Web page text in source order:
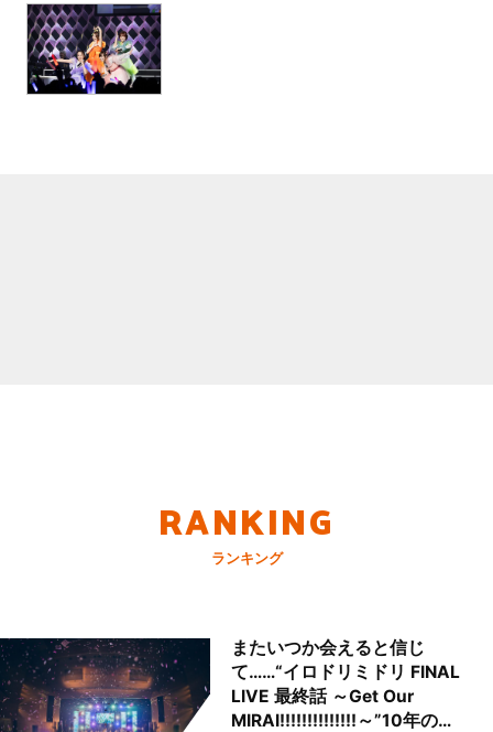
RANKING
ランキング
またいつか会えると信じ
て……“イロドリミドリ FINAL
LIVE 最終話 ～Get Our
MIRAI!!!!!!!!!!!!!!～”10年の活